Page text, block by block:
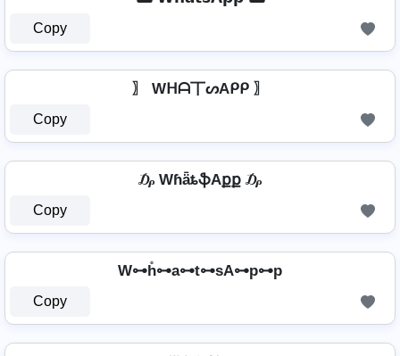
Copy
〗 Wᕼᗩ丅ᔕAᑭᑭ 〗
Copy
₯ WɦǟȶֆAքք ₯
Copy
W⊶h̊⊶a⊶t⊶sA⊶p⊶p
Copy